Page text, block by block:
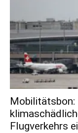
Flugverkehrs